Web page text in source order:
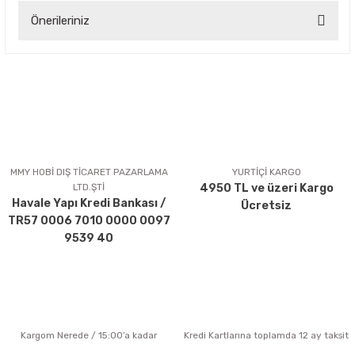
Önerileriniz
Ürün açıklamasında eksik bilgiler bulunuyor.
Ürün bilgilerinde hatalar bulunuyor.
Ürün fiyatı diğer sitelerden daha pahalı.
Bu ürüne benzer farklı alternatifler olmalı.
Gönder
MMY HOBİ DIŞ TİCARET PAZARLAMA
LTD.ŞTİ
Havale Yapı Kredi Bankası /
TR57 0006 7010 0000 0097
9539 40
YURTİÇİ KARGO
4950 TL ve üzeri Kargo
Ücretsiz
Kargom Nerede / 15:00’a kadar
Kredi Kartlarına toplamda 12 ay taksit